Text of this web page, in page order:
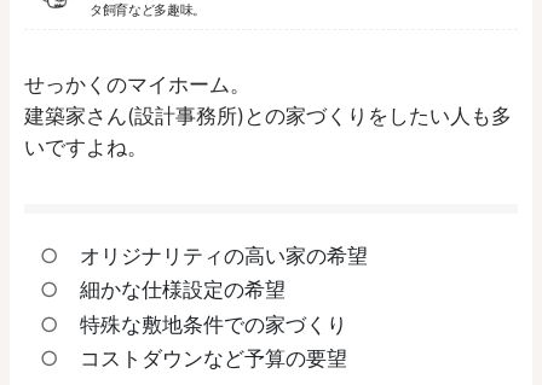
タ飼育など多趣味。
せっかくのマイホーム。
建築家さん(設計事務所)との家づくりをしたい人も多
いですよね。
オリジナリティの高い家の希望
細かな仕様設定の希望
特殊な敷地条件での家づくり
コストダウンなど予算の要望